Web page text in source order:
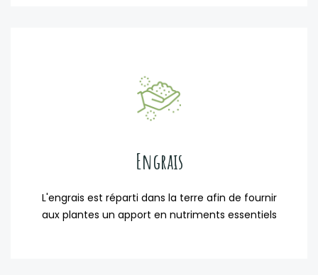
Engrais
L'engrais est réparti dans la terre afin de fournir
aux plantes un apport en nutriments essentiels